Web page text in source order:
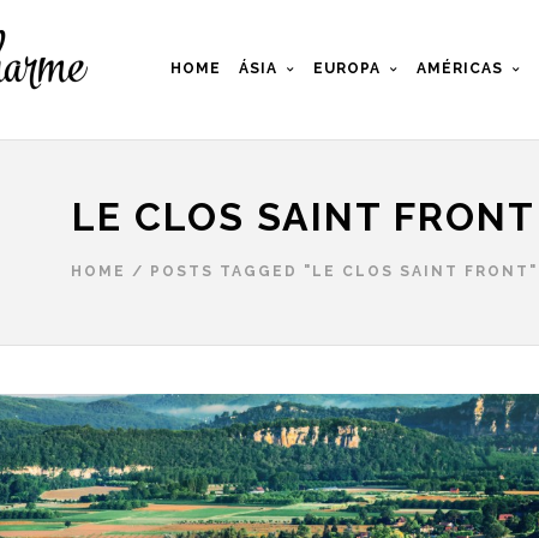
HOME ÁSIA EUROPA AMÉRICAS
LE CLOS SAINT FRONT
HOME / POSTS TAGGED "LE CLOS SAINT FRONT"